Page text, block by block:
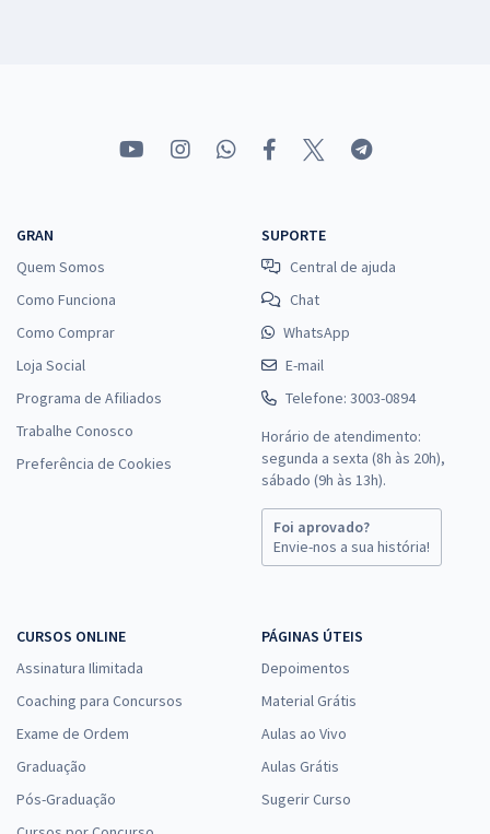
Professor de Educação Básica - Contabilidade (Pré-edital)
Economize R$ 97,98 (-20%)
Comprar
SEDF - Secretaria de Educação do Distrito Federal (Efetivo) -
Professor de Educação Básica - Educação Física
à vista
R$30,66
Economize R$ 91,98 (-20%)
Comprar
Professor de Educação Básica - LEM/Inglês
à vista
ou 12x de
R$30,66
Economize R$ 91,98 (-20%)
Comprar
GRAN
Quem Somos
Como Funciona
Como Comprar
Loja Social
Programa de Afiliados
Trabalhe Conosco
Preferência de Cookies
SUPORTE
Central de ajuda
Chat
WhatsApp
E-mail
Telefone: 3003-0894
Horário de atendimento:
segunda a sexta (8h às 20h),
sábado (9h às 13h).
Foi aprovado?
Envie-nos a sua história!
CURSOS ONLINE
Assinatura Ilimitada
Coaching para Concursos
Exame de Ordem
Graduação
Pós-Graduação
PÁGINAS ÚTEIS
Depoimentos
Material Grátis
Aulas ao Vivo
Aulas Grátis
Sugerir Curso